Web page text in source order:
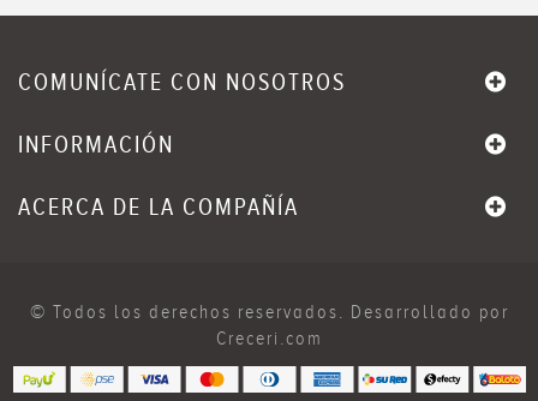
COMUNÍCATE CON NOSOTROS
INFORMACIÓN
ACERCA DE LA COMPAÑÍA
© Todos los derechos reservados. Desarrollado por
Creceri.com